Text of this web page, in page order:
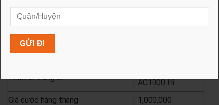
Gói Lux 800
Tốc độ Dowload/Upload
800 Mbps
Băng thông quốc tế cam kết tối
thiểu
Thiết bị trang bị
AC1000 Hi
Giá cước hàng tháng
1,000,000